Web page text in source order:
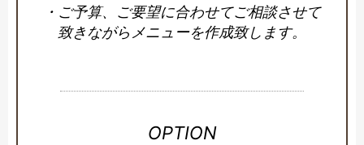
・ご予算、ご要望に合わせてご相談させて
致きながらメニューを作成致します。
OPTION